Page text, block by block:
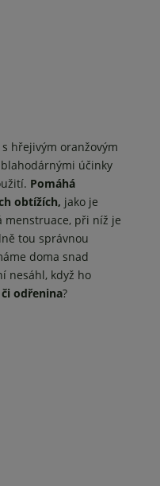
s hřejivým oranžovým
účinky
Pomáhá
obtížích, jako je
menstruace, při níž je
tou správnou
doma snad
nesáhl, když ho
odřenina?